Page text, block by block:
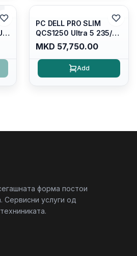
PC DELL PRO SLIM
QCS1250 Ultra 5 235/
16GB DDR5 5600mhz/
512GB SSD M.2/
Keyboard KB216
MKD 57,750.00
Add
форма постои
Сервисни услуги од